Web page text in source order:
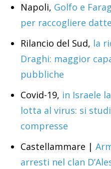
Napoli, Golfo e
per raccogliere
Rilancio del Sud, la
Draghi: maggior
pubbliche
Covid-19, in Israele
lotta al virus: si
compresse
Castellammare |
arresti nel clan